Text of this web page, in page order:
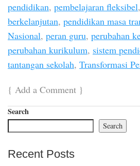
pendidikan, pembelajaran fleksibel,
berkelanjutan, pendidikan masa
Nasional, peran guru, perubahan
perubahan kurikulum, sistem
tantangan sekolah, Transformasi
{ Add a Comment }
Search
Search
Recent Posts